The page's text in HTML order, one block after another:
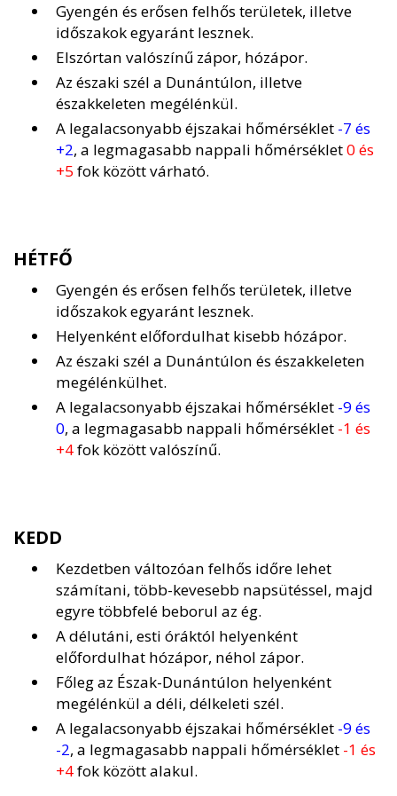
Gyengén és erősen felhős területek, illetve
időszakok egyaránt lesznek.
Elszórtan valószínű zápor, hózápor.
Az északi szél a Dunántúlon, illetve
északkeleten megélénkül.
A legalacsonyabb éjszakai hőmérséklet -7 és
+2, a legmagasabb nappali hőmérséklet0 és
+5 fok között várható.
HÉTFŐ
Gyengén és erősen felhős területek, illetve
időszakok egyaránt lesznek.
Helyenként előfordulhat kisebb hózápor.
Az északi szél a Dunántúlon és északkeleten
megélénkülhet.
A legalacsonyabb éjszakai hőmérséklet -9 és
0, a legmagasabb nappali hőmérséklet -1 és
+4fok között valószínű.
KEDD
Kezdetben változóan felhős időre lehet
számítani, több-kevesebb napsütéssel, majd
egyre többfelé beborul az ég.
A délutáni, esti óráktól helyenként
előfordulhat hózápor, néhol zápor.
Főleg az Észak-Dunántúlon helyenként
megélénkül a déli, délkeleti szél.
A legalacsonyabb éjszakai hőmérséklet -9 és
-2, a legmagasabb nappali hőmérséklet -1 és
+4fok között alakul.